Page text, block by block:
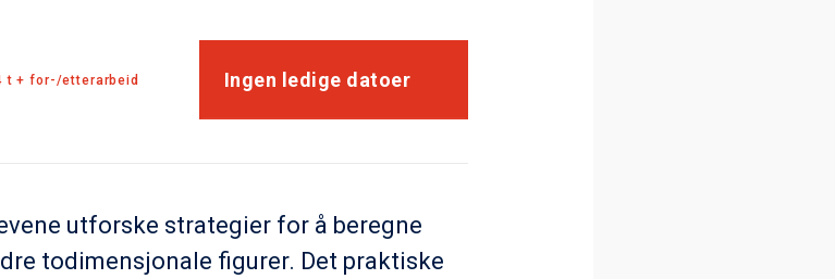
t + for-/etterarbeid Ingen ledige datoer
utforske strategier for å beregne
todimensjonale figurer. Det praktiske